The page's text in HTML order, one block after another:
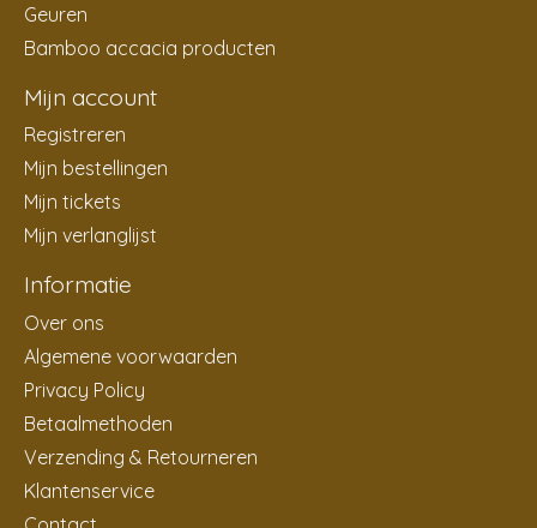
Geuren
Bamboo accacia producten
Mijn account
Registreren
Mijn bestellingen
Mijn tickets
Mijn verlanglijst
Informatie
Over ons
Algemene voorwaarden
Privacy Policy
Betaalmethoden
Verzending & Retourneren
Klantenservice